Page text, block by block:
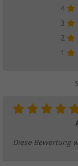
4
3
2
1
Diese Bewertung